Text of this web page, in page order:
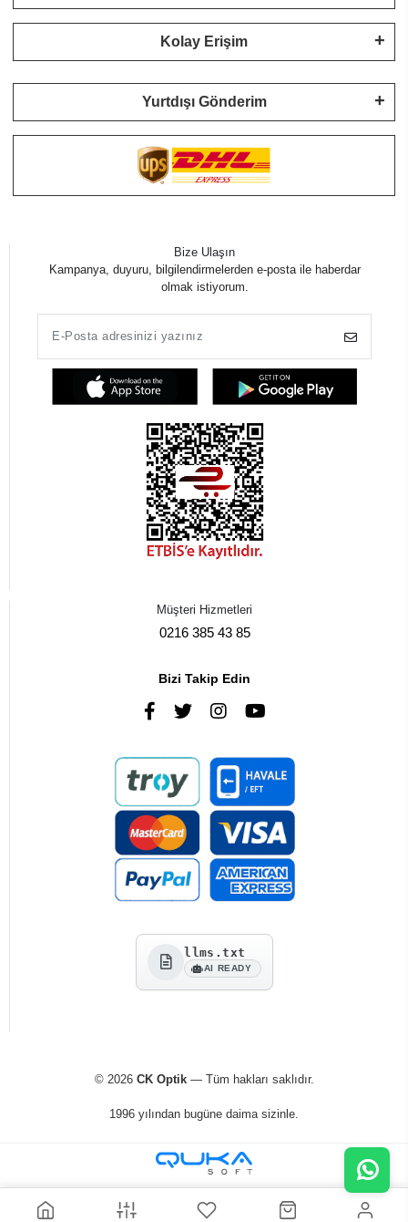
Kolay Erişim
Yurtdışı Gönderim
Bize Ulaşın
Kampanya, duyuru, bilgilendirmelerden e-posta ile haberdar
olmak istiyorum.
Müşteri Hizmetleri
0216 385 43 85
Bizi Takip Edin
llms.txt
AI READY
© 2026 CK Optik— Tüm hakları saklıdır.
1996 yılından bugüne daima sizinle.